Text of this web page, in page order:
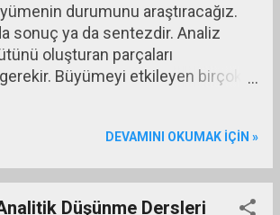
durumunu araştıracağız.
sonuç ya da sentezdir. Analiz
oluşturan parçaları
gerekir. Büyümeyi etkileyen birçok
yazılışı şu denklemle ifade
I = Yatırım, G = Kamu
– M) de ihracat - ithalat farkını
DEVAMINI OKUMAK IÇIN »
Düşünme Dersleri